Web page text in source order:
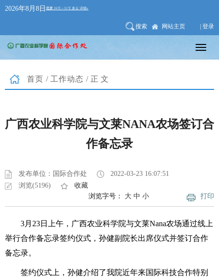
2026年8月8日
搜索 网站主页 | 登录
首页 / 工作动态 /正文
广西农业科学院与文莱NANA农场签订合
作备忘录
发布单位：国际合作处
2022-03-23 16:07:51
浏览(5196)
收藏
打印
浏览字号： 大 中 小
3月23日上午，广西农业科学院与文莱Nana农场通过线上
举行合作备忘录签约仪式，孙健副院长出席仪式并签订合作
备忘录。
签约仪式上，孙健介绍了我院近年来国际科技合作特别